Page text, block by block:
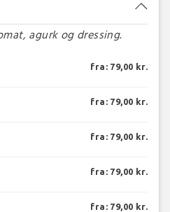
agurk og dressing.
fra: 79,00 kr.
fra: 79,00 kr.
fra: 79,00 kr.
fra: 79,00 kr.
fra: 79,00 kr.